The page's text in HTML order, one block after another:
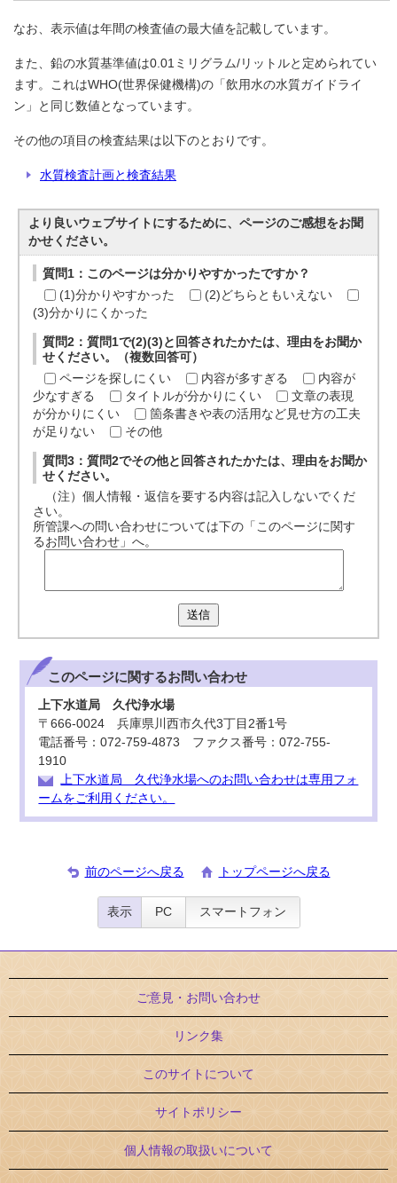
なお、表示値は年間の検査値の最大値を記載しています。
また、鉛の水質基準値は0.01ミリグラム/リットルと定められてい
ます。これはWHO(世界保健機構)の「飲用水の水質ガイドライ
ン」と同じ数値となっています。
その他の項目の検査結果は以下のとおりです。
水質検査計画と検査結果
より良いウェブサイトにするために、ページのご感想をお聞
かせください。
質問1：このページは分かりやすかったですか？
(1)分かりやすかった
(2)どちらともいえない
(3)分かりにくかった
質問2：質問1で(2)(3)と回答されたかたは、理由をお聞か
せください。（複数回答可）
ページを探しにくい
内容が多すぎる
内容が
少なすぎる
タイトルが分かりにくい
文章の表現
が分かりにくい
箇条書きや表の活用など見せ方の工夫
が足りない
その他
質問3：質問2でその他と回答されたかたは、理由をお聞か
せください。
（注）個人情報・返信を要する内容は記入しないでくだ
さい。
所管課への問い合わせについては下の「このページに関す
るお問い合わせ」へ。
送信
このページに関するお問い合わせ
上下水道局 久代浄水場
〒666-0024 兵庫県川西市久代3丁目2番1号
電話番号：072-759-4873 ファクス番号：072-755-
1910
上下水道局 久代浄水場へのお問い合わせは専用フォ
ームをご利用ください。
前のページへ戻る トップページへ戻る
表示 PC スマートフォン
ご意見・お問い合わせ
リンク集
このサイトについて
サイトポリシー
個人情報の取扱いについて